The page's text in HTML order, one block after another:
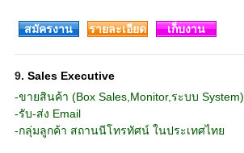
สมัครงาน
รายละเอียด เก็บงาน
9. Sales Executive
-ขายสินค้า (Box Sales,Monitor,ระบบ System)
-รับ-ส่ง Email
-กลุ่มลูกค้า สถานนีโทรทัศน์ ในประเทศไทย